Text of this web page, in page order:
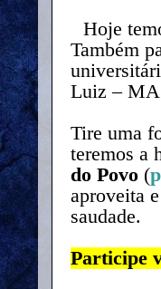
Hoje
Também
Luiz – MA
Tire uma
teremos a
do Povo (
aproveita
saudade.
Participe